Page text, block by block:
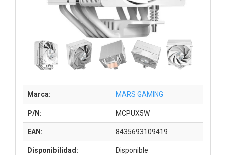
Marca: MARS GAMING
P/N: MCPUX5W
EAN: 8435693109419
Disponibilidad: Disponible